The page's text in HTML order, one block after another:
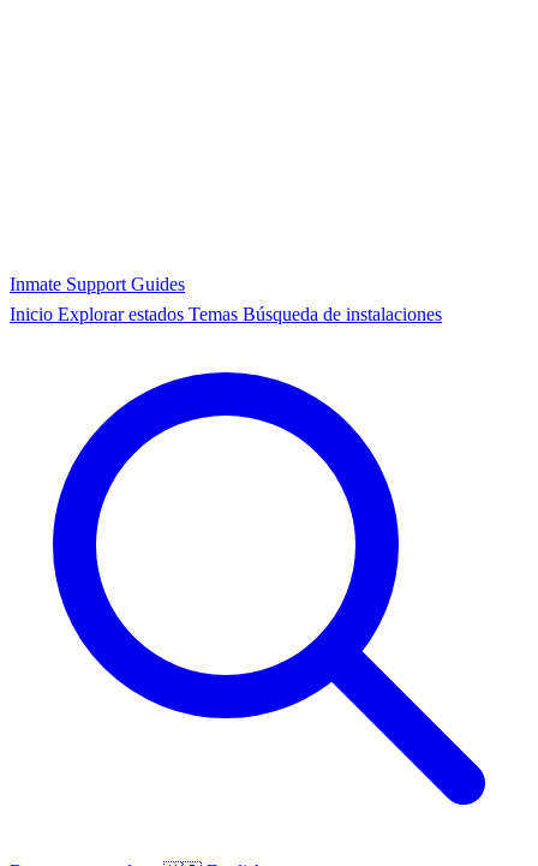
Inmate Support Guides
Inicio Explorar estados Temas Búsqueda de instalaciones